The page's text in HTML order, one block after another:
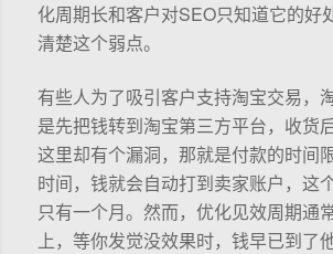
化周期长和客户对SEO只知道它的好
清楚这个弱点。
有些人为了吸引客户支持淘宝交易，
是先把钱转到淘宝第三方平台，收货
这里却有个漏洞，那就是付款的时间
时间，钱就会自动打到卖家账户，这
只有一个月。然而，优化见效周期通
上，等你发觉没效果时，钱早已到了